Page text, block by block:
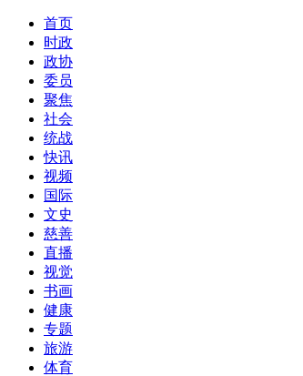
首页
时政
政协
委员
聚焦
社会
统战
快讯
视频
国际
文史
慈善
直播
视觉
书画
健康
专题
旅游
体育